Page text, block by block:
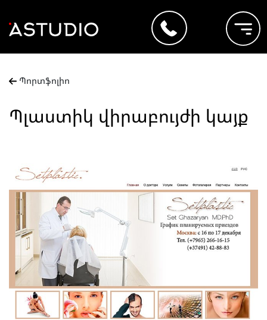
Պորտֆոլիո
Պլաստիկ վիրաբույժի կայք